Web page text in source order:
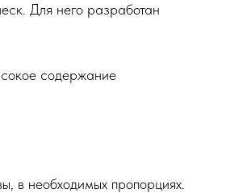
Для него разработан
содержание
в необходимых пропорциях.